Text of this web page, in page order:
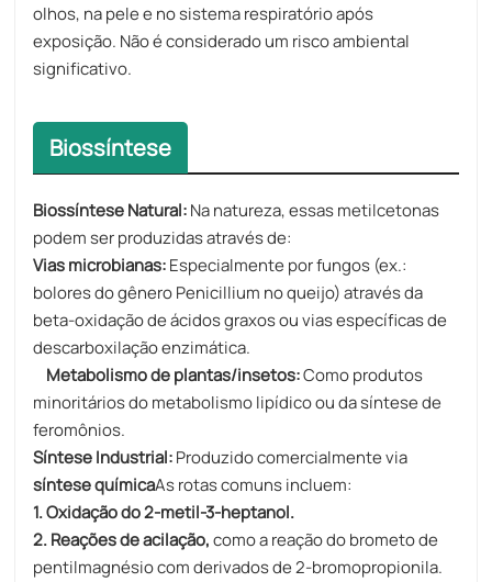
olhos, na pele e no sistema respiratório após
exposição. Não é considerado um risco ambiental
significativo.
Biossíntese
Biossíntese Natural:Na natureza, essas metilcetonas
podem ser produzidas através de:
Vias microbianas:Especialmente por fungos (ex.:
bolores do gênero Penicillium no queijo) através da
beta-oxidação de ácidos graxos ou vias específicas de
descarboxilação enzimática.
Metabolismo de plantas/insetos:Como produtos
minoritários do metabolismo lipídico ou da síntese de
feromônios.
Síntese Industrial:Produzido comercialmente via
síntese químicaAs rotas comuns incluem:
1. Oxidação do 2-metil-3-heptanol.
2. Reações de acilação,como a reação do brometo de
pentilmagnésio com derivados de 2-bromopropionila.